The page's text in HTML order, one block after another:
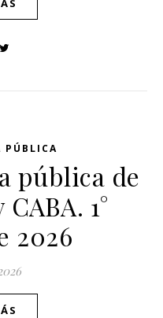
PÚBLICA
pública de
1°
2026